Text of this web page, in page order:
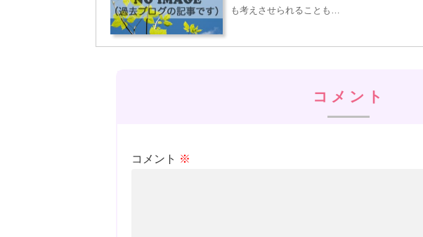
も考えさせられることも…
コメント
コメント ※